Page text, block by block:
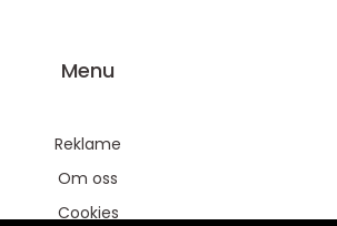
Menu
Reklame
Om oss
Cookies